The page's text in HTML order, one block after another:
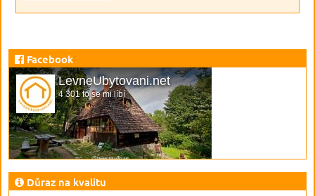
Facebook
LevneUbytovani.net
4 301 to se mi líbí
Důraz na kvalitu